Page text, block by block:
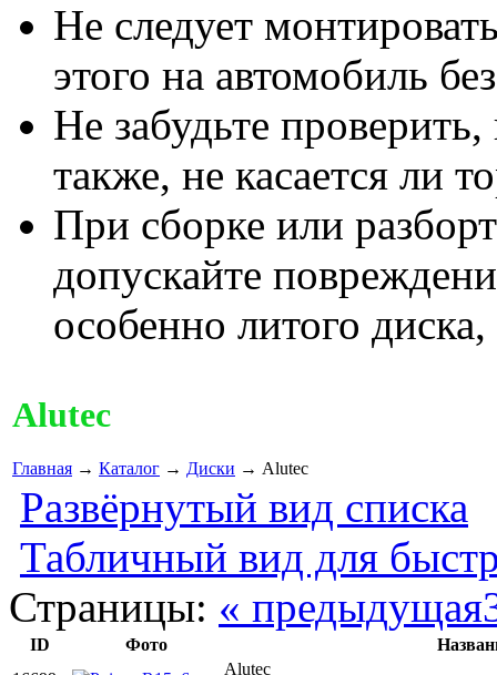
Не следует
этого на автомобиль
Не забудьте
также, не касается ли
При сборке или
допускайте
особенно литого
Alutec
Главная → Каталог → Диски → Alutec
Развёрнутый вид списка
Табличный вид для
Страницы: « предыдущая
ID Фото
Alutec